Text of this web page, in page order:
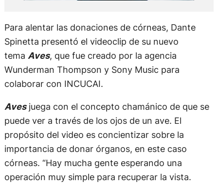
Para alentar las donaciones de córneas, Dante
Spinetta presentó el videoclip de su nuevo
tema Aves, que fue creado por la agencia
Wunderman Thompson y Sony Music para
colaborar con INCUCAI.
Avesjuega con el concepto chamánico de que se
puede ver a través de los ojos de un ave. El
propósito del video es concientizar sobre la
importancia de donar órganos, en este caso
córneas. “Hay mucha gente esperando una
operación muy simple para recuperar la vista.